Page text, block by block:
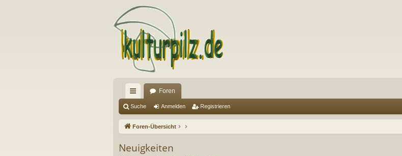
ch
ne
ug
Foren
Suche Anmelden Registrieren
Foren-Übersicht
Neuigkeiten